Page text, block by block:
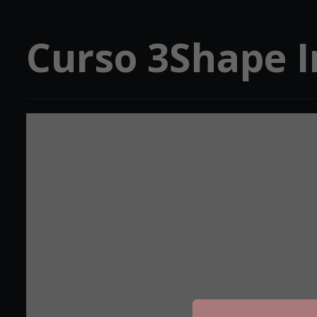
Curso 3Shape